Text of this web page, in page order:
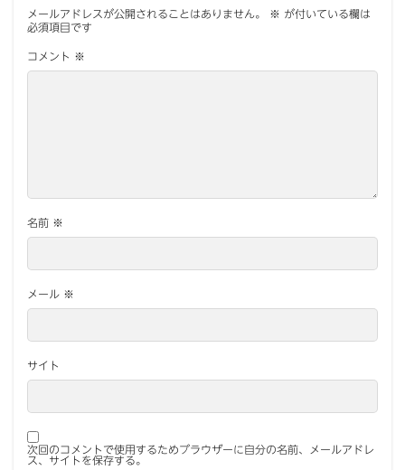
メールアドレスが公開されることはありません。 ※ が付いている欄は
必須項目です
コメント ※
名前 ※
メール ※
サイト
次回のコメントで使用するためブラウザーに自分の名前、メールアドレ
ス、サイトを保存する。